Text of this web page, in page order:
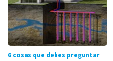
6 cosas que debes preguntar